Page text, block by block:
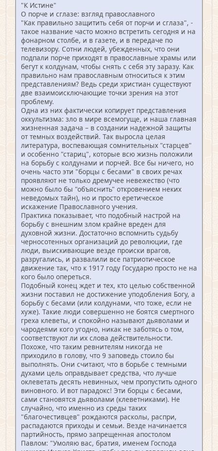
"К Истине"
О порче и сглазе: взгляд православного
"Как правильно защитить себя от порчи и сглаза", -
такое название часто можно встретить сегодня и на
фонарном столбе, и в газете, и в передаче по
телевизору. Сотни людей, убежденных, что они
подпали порче приходят в православные храмы или
бегут к колдунам, чтобы снять с себя эту заразу. Как
правильно нам православным относиться к этим
представлениям? Ведь среди христиан существуют
две взаимоисключающие точки зрения на этот
проблему.
Одна из них фактически копирует представления
оккультизма: зло в мире всемогуще, и наша главная
жизненная задача – в создании надежной защиты
от темных воздействий. Так выросла целая
литература, воспевающая сомнительных "старцев"
и особенно "стариц", которые всю жизнь положили
на борьбу с колдунами и порчей. Все бы ничего, но
очень часто эти "борцы с бесами" в своих речах
проявляют не только дремучее невежество (что
можно было бы "объяснить" откровением неких
неведомых тайн), но и просто еретическое
искажение Православного учения.
Практика показывает, что подобный настрой на
борьбу с внешним злом крайне вреден для
духовной жизни. Достаточно вспомнить судьбу
черносотенных организаций до революции, где
люди, выискивающие везде происки врагов,
разругались, и развалили все патриотическое
движение так, что к 1917 году Государю просто не на
кого было опереться.
Подобный конец ждет и тех, кто целью собственной
жизни поставил не достижение уподобления Богу, а
борьбу с бесами (или колдунами, что тоже, если не
хуже). Такие люди совершенно не боятся смертного
греха клеветы, и спокойно называют дьяволами и
чародеями кого угодно, никак не заботясь о том,
соответствуют ли их слова действительности.
Похоже, что таким ревнителям никогда не
приходило в голову, что 9 заповедь стоило бы
выполнять. Они считают, что в борьбе с темными
духами цель оправдывает средства, что лучше
оклеветать десять невинных, чем пропустить одного
виновного. И вот парадокс! Эти борцы с бесами,
сами становятся дьяволами (клеветниками). Не
случайно, что именно из среды таких
"благочестивцев" рождаются расколы, распри,
распадаются приходы и семьи. Везде начинается
партийность, прямо запрещенная апостолом
Павлом: "Умоляю вас, братия, именем Господа